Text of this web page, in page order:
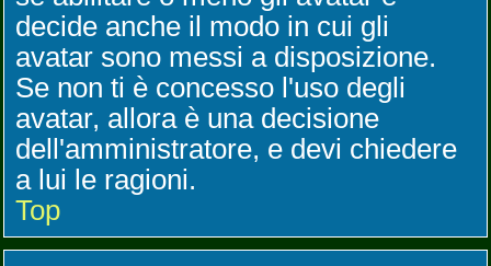
decide anche il modo in cui gli
avatar sono messi a disposizione.
Se non ti è concesso l'uso degli
avatar, allora è una decisione
dell'amministratore, e devi chiedere
a lui le ragioni.
Top